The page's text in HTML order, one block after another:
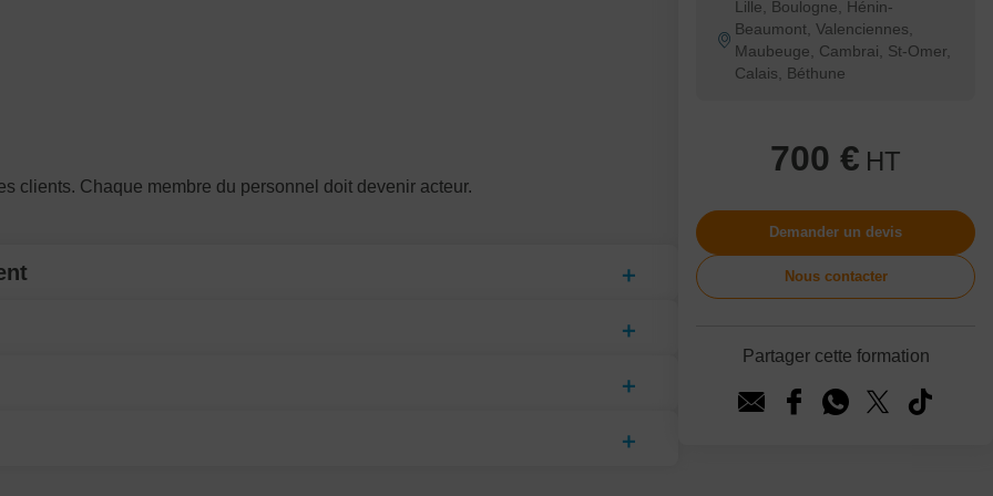
clients. Chaque membre du personnel doit devenir acteur.
Lille, Boulogne, Hénin-
Beaumont, Valenciennes,
Maubeuge, Cambrai, St-Omer,
Calais, Béthune
700 € HT
Demander un devis
Nous contacter
Partager cette formation